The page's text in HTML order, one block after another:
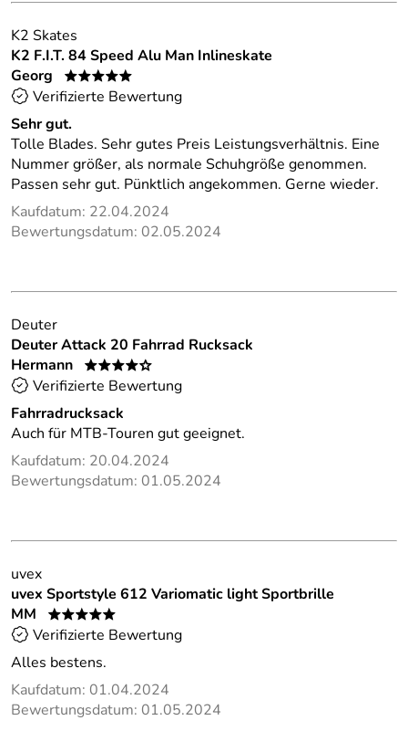
K2 Skates
K2 F.I.T. 84 Speed Alu Man Inlineskate
Georg
*****
Verifizierte Bewertung
Sehr gut.
Tolle Blades. Sehr gutes Preis Leistungsverhältnis. Eine
Nummer größer, als normale Schuhgröße genommen.
Passen sehr gut. Pünktlich angekommen. Gerne wieder.
Kaufdatum: 22.04.2024
Bewertungsdatum: 02.05.2024
Deuter
Deuter Attack 20 Fahrrad Rucksack
Hermann
****o
Verifizierte Bewertung
Fahrradrucksack
Auch für MTB-Touren gut geeignet.
Kaufdatum: 20.04.2024
Bewertungsdatum: 01.05.2024
uvex
uvex Sportstyle 612 Variomatic light Sportbrille
MM
*****
Verifizierte Bewertung
Alles bestens.
Kaufdatum: 01.04.2024
Bewertungsdatum: 01.05.2024